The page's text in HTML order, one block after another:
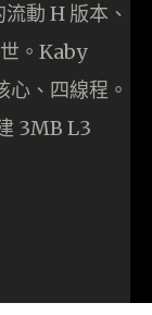
動 H 版本、
。Kaby
、四線程。
3MB L3